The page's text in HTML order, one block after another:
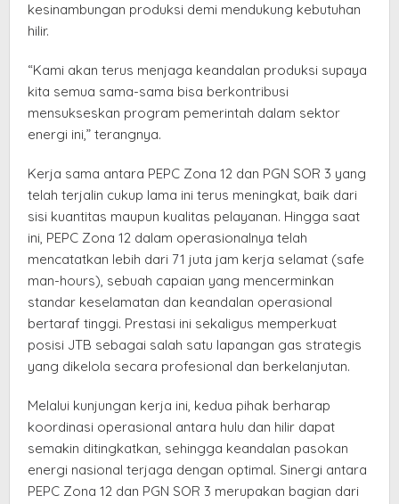
kesinambungan produksi demi mendukung kebutuhan
hilir.
“Kami akan terus menjaga keandalan produksi supaya
kita semua sama-sama bisa berkontribusi
mensukseskan program pemerintah dalam sektor
energi ini,” terangnya.
Kerja sama antara PEPC Zona 12 dan PGN SOR 3 yang
telah terjalin cukup lama ini terus meningkat, baik dari
sisi kuantitas maupun kualitas pelayanan. Hingga saat
ini, PEPC Zona 12 dalam operasionalnya telah
mencatatkan lebih dari 71 juta jam kerja selamat (safe
man-hours), sebuah capaian yang mencerminkan
standar keselamatan dan keandalan operasional
bertaraf tinggi. Prestasi ini sekaligus memperkuat
posisi JTB sebagai salah satu lapangan gas strategis
yang dikelola secara profesional dan berkelanjutan.
Melalui kunjungan kerja ini, kedua pihak berharap
koordinasi operasional antara hulu dan hilir dapat
semakin ditingkatkan, sehingga keandalan pasokan
energi nasional terjaga dengan optimal. Sinergi antara
PEPC Zona 12 dan PGN SOR 3 merupakan bagian dari